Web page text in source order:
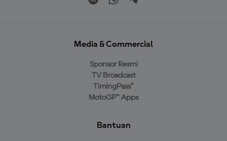
Media & Commercial
Sponsor Resmi
TV Broadcast
TimingPass™
MotoGP™ Apps
Bantuan